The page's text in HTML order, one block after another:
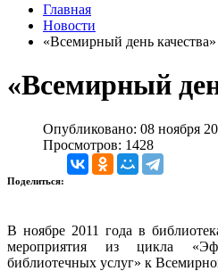
Главная
Новости
«Всемирный день качества»
«Всемирный
Опубликовано: 08 ноября
Просмотров: 1428
Поделиться:
В ноябре 2011 года в
мероприятия из цикла
библиотечных услуг» к